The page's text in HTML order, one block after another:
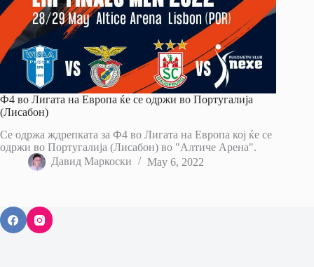
Ф4 во Лигата на Европа ќе се одржи во Португалија
(Лисабон)
Се одржа ждрепката за Ф4 во Лигата на Европа кој ќе се
одржи во Португалија (Лисабон) во "Алтиче Арена".
Давид Маркоски
May 6, 2022